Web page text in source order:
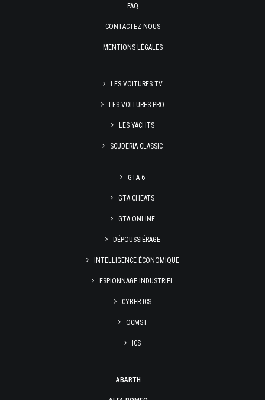
FAQ
CONTACTEZ-NOUS
MENTIONS LÉGALES
LES VOITURES TV
LES VOITURES PRO
LES YACHTS
SCUDERIA CLASSIC
GTA 6
GTA CHEATS
GTA ONLINE
DÉPOUSSIÉRAGE
INTELLIGENCE ÉCONOMIQUE
ESPIONNAGE INDUSTRIEL
CYBER ICS
OCMST
ICS
ABARTH